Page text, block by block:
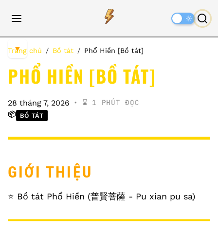
Trang chủ Bồ tát Phổ Hiền [Bồ tát]
PHỔ HIỀN [BỒ TÁT]
28 tháng 7, 2026 ⌛️ 1 PHÚT ĐỌC
📦 BỒ TÁT
GIỚI THIỆU
⭐️ Bồ tát Phổ Hiền (普賢菩薩 - Pu xian pu sa)
▼